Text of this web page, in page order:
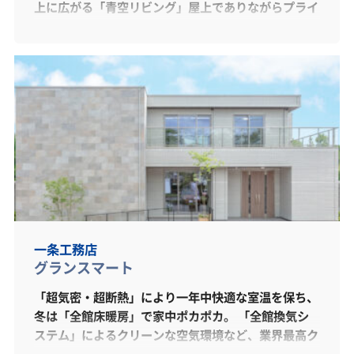
上に広がる「青空リビング」屋上でありながらプライ
ホールの奥にはクローゼットと桧家オリジナルの洗面
ドレッサーが付いた「ドレスルーム」があり、奥の脱
衣室を兼ねた「サニタリールーム」へと繋がって、身
支度を整えるのに最適な空間を作り出しています。
一条工務店
グランスマート
「超気密・超断熱」により一年中快適な室温を保ち、
冬は「全館床暖房」で家中ポカポカ。 「全館換気シ
ステム」によるクリーンな空気環境など、業界最高ク